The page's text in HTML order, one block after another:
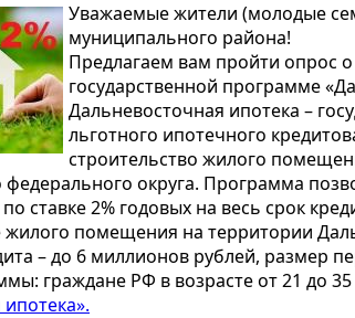
Уважаемые жители (молодые
муниципального района!
Предлагаем вам пройти опрос
государственной программе
Дальневосточная ипотека –
льготного ипотечного
строительство жилого
федерального округа. Программа
ставке 2% годовых на весь срок
жилого помещения на территории
– до 6 миллионов рублей, размер
граждане РФ в возрасте от 21 до